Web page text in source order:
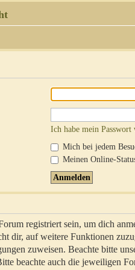
Ich habe mein Passwort
Mich bei jedem
Meinen Online-
registriert sein, um dich
dir, auf weitere Funktionen
zuweisen. Beachte bitte
beachte auch die jeweiligen